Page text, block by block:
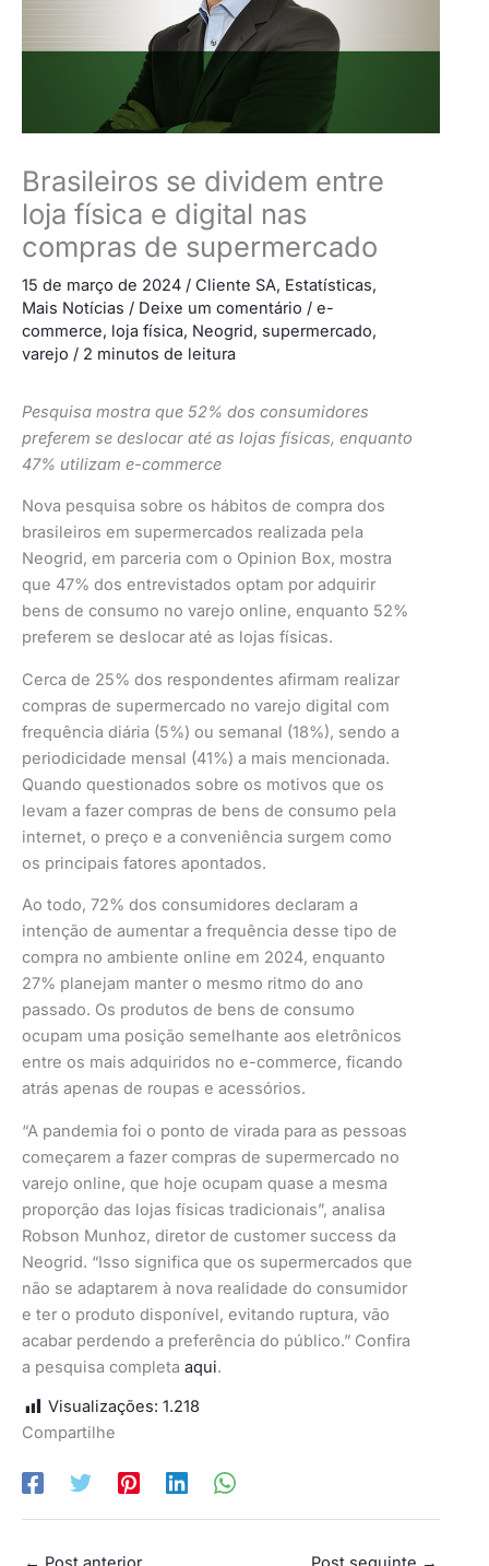
Brasileiros se dividem entre
loja física e digital nas
compras de supermercado
15 de março de 2024 / Cliente SA, Estatísticas,
Mais Notícias / Deixe um comentário / e-
commerce, loja física, Neogrid, supermercado,
varejo / 2 minutos de leitura
Pesquisa mostra que 52% dos consumidores
preferem se deslocar até as lojas físicas, enquanto
47% utilizam e-commerce
Nova pesquisa sobre os hábitos de compra dos
brasileiros em supermercados realizada pela
Neogrid, em parceria com o Opinion Box, mostra
que 47% dos entrevistados optam por adquirir
bens de consumo no varejo online, enquanto 52%
preferem se deslocar até as lojas físicas.
Cerca de 25% dos respondentes afirmam realizar
compras de supermercado no varejo digital com
frequência diária (5%) ou semanal (18%), sendo a
periodicidade mensal (41%) a mais mencionada.
Quando questionados sobre os motivos que os
levam a fazer compras de bens de consumo pela
internet, o preço e a conveniência surgem como
os principais fatores apontados.
Ao todo, 72% dos consumidores declaram a
intenção de aumentar a frequência desse tipo de
compra no ambiente online em 2024, enquanto
27% planejam manter o mesmo ritmo do ano
passado. Os produtos de bens de consumo
ocupam uma posição semelhante aos eletrônicos
entre os mais adquiridos no e-commerce, ficando
atrás apenas de roupas e acessórios.
“A pandemia foi o ponto de virada para as pessoas
começarem a fazer compras de supermercado no
varejo online, que hoje ocupam quase a mesma
proporção das lojas físicas tradicionais”, analisa
Robson Munhoz, diretor de customer success da
Neogrid. “Isso significa que os supermercados que
não se adaptarem à nova realidade do consumidor
e ter o produto disponível, evitando ruptura, vão
acabar perdendo a preferência do público.” Confira
a pesquisa completa aqui.
Visualizações: 1.218
Compartilhe